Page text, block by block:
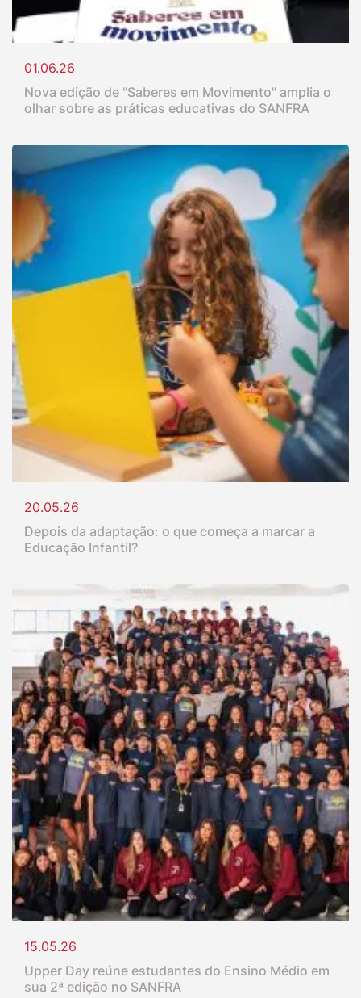
01.06.26
Nova edição de "Saberes em Movimento" amplia o
olhar sobre as práticas educativas do SANFRA
20.05.26
Depois da adaptação: o que começa a marcar a
Educação Infantil?
15.05.26
Upper Day reúne estudantes do Ensino Médio em
sua 2ª edição no SANFRA